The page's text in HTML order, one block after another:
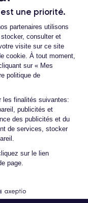
une priorité.
partenaires utilisons
consulter et
visite sur ce site
cookie. À tout moment,
sur « Mes
politique de
les finalités suivantes:
publicités et
des publicités et du
de services, stocker
sur le lien
page.
sont ainsi les
le produit, que nous
sans autre
clients d’acheter un
en France,
d’un service après-
techniques.